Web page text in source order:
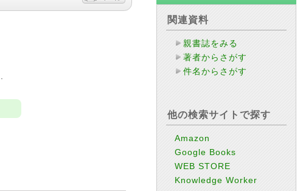
関連資料
親書誌をみる
著者からさがす
件名からさがす
他の検索サイトで探す
Amazon
Google Books
WEB STORE
Knowledge Worker